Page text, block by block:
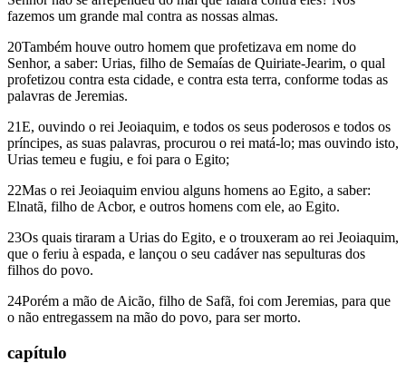
fazemos um grande mal contra as nossas almas.
20Também houve outro homem que profetizava em nome do
Senhor, a saber: Urias, filho de Semaías de Quiriate-Jearim, o qual
profetizou contra esta cidade, e contra esta terra, conforme todas as
palavras de Jeremias.
21E, ouvindo o rei Jeoiaquim, e todos os seus poderosos e todos os
príncipes, as suas palavras, procurou o rei matá-lo; mas ouvindo isto,
Urias temeu e fugiu, e foi para o Egito;
22Mas o rei Jeoiaquim enviou alguns homens ao Egito, a saber:
Elnatã, filho de Acbor, e outros homens com ele, ao Egito.
23Os quais tiraram a Urias do Egito, e o trouxeram ao rei Jeoiaquim,
que o feriu à espada, e lançou o seu cadáver nas sepulturas dos
filhos do povo.
24Porém a mão de Aicão, filho de Safã, foi com Jeremias, para que
o não entregassem na mão do povo, para ser morto.
capítulo